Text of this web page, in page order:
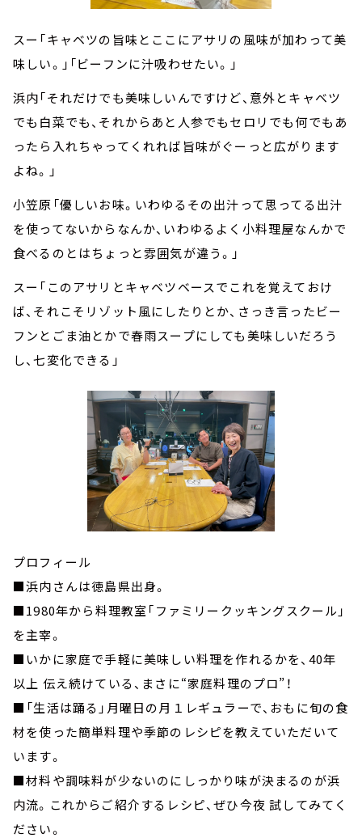
スー「キャベツの旨味とここにアサリの風味が加わって美
味しい。」「ビーフンに汁吸わせたい。」
浜内「それだけでも美味しいんですけど、意外とキャベツ
でも白菜でも、それからあと人参でもセロリでも何でもあ
ったら入れちゃってくれれば旨味がぐーっと広がります
よね。」
小笠原「優しいお味。いわゆるその出汁って思ってる出汁
を使ってないからなんか、いわゆるよく小料理屋なんかで
食べるのとはちょっと雰囲気が違う。」
スー「このアサリとキャベツベースでこれを覚えておけ
ば、それこそリゾット風にしたりとか、さっき言ったビー
フンとごま油とかで春雨スープにしても美味しいだろう
し、七変化できる」
プロフィール
■浜内さんは徳島県出身。
■1980年から料理教室「ファミリークッキングスクール」
を主宰。
■いかに家庭で手軽に美味しい料理を作れるかを、40年
以上 伝え続けている、まさに“家庭料理のプロ”！
■「生活は踊る」月曜日の月１レギュラーで、おもに旬の食
材を使った簡単料理や季節のレシピを教えていただいて
います。
■材料や調味料が少ないのにしっかり味が決まるのが浜
内流。これからご紹介するレシピ、ぜひ今夜 試してみてく
ださい。